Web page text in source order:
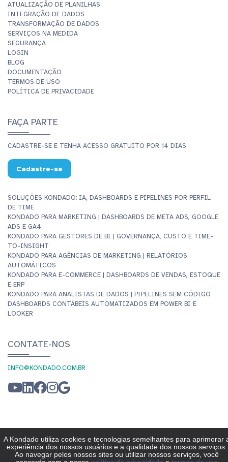
ATUALIZAÇÃO DE PLANILHAS
INTEGRAÇÃO DE DADOS
TRANSFORMAÇÃO DE DADOS
SERVIÇOS NA MEDIDA
SEGURANÇA
LOGIN
BLOG
DOCUMENTAÇÃO
TERMOS DE USO
POLÍTICA DE PRIVACIDADE
FAÇA PARTE
CADASTRE-SE E TENHA ACESSO GRATUITO POR 14 DIAS
Cadastre-se
SOLUÇÕES KONDADO: IA, DASHBOARDS E PIPELINES POR PERFIL
DE TIME
KONDADO PARA MARKETING | DASHBOARDS DE META ADS, GOOGLE
ADS E GA4
KONDADO PARA GESTORES DE BI | GOVERNANÇA, CUSTO E TIME-
TO-INSIGHT
KONDADO PARA AGÊNCIAS DE MARKETING | RELATÓRIOS
AUTOMÁTICOS
KONDADO PARA E-COMMERCE | DASHBOARDS DE VENDAS, ESTOQUE
E ERP
KONDADO PARA ANALISTAS DE DADOS | PIPELINES SEM CÓDIGO
DASHBOARDS CONTÁBEIS AUTOMATIZADOS EM POWER BI E
LOOKER
CONTATE-NOS
INFO@KONDADO.COM.BR